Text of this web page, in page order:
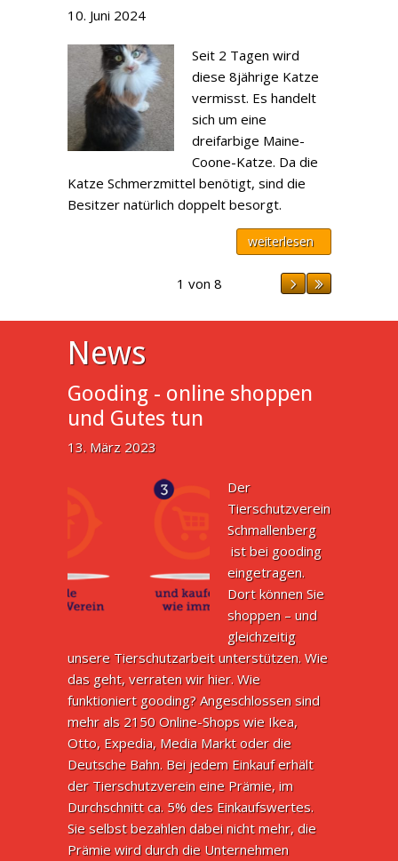
10. Juni 2024
Seit 2 Tagen wird
diese 8jährige Katze
vermisst. Es handelt
sich um eine
dreifarbige Maine-
Coone-Katze. Da die
Katze Schmerzmittel benötigt, sind die
Besitzer natürlich doppelt besorgt.
weiterlesen
1 von 8
News
Gooding - online shoppen
und Gutes tun
13. März 2023
Der
Tierschutzverein
Schmallenberg
ist bei gooding
eingetragen.
Dort können Sie
shoppen – und
gleichzeitig
unsere Tierschutzarbeit unterstützen. Wie
das geht, verraten wir hier. Wie
funktioniert gooding? Angeschlossen sind
mehr als 2150 Online-Shops wie Ikea,
Otto, Expedia, Media Markt oder die
Deutsche Bahn. Bei jedem Einkauf erhält
der Tierschutzverein eine Prämie, im
Durchschnitt ca. 5% des Einkaufswertes.
Sie selbst bezahlen dabei nicht mehr, die
Prämie wird durch die Unternehmen